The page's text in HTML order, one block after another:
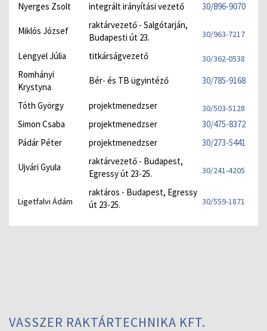
Nyerges Zsolt integrált irányítási vezető 30/896-9070
Miklós József
raktárvezető - Salgótarján,
Budapesti út 23.
30/963-7217
Lengyel Júlia titkárságvezető 30/362-0538
Romhányi
Krystyna
Bér- és TB ügyintéző 30/785-9168
Tóth György projektmenedzser 30/503-5128
Simon Csaba
Pádár Péter
projektmenedzser
projektmenedzser
30/475-8372
30/273-5441
Ujvári Gyula
raktárvezető - Budapest,
Egressy út 23-25.
30/241-4205
Ligetfalvi Ádám
raktáros - Budapest, Egressy
út 23-25.
30/559-1871
VASSZER RAKTÁRTECHNIKA KFT.